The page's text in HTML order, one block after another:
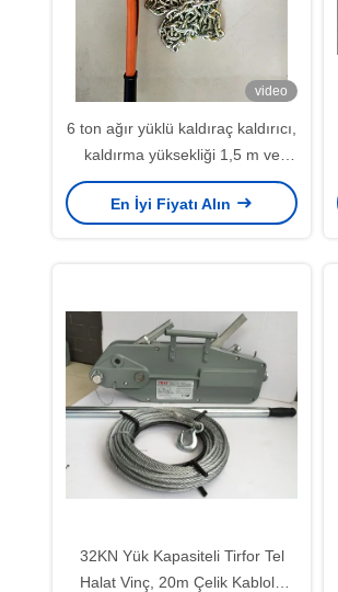
video
6 ton ağır yüklü kaldıraç kaldırıcı,
kaldırma yüksekliği 1,5 m ve
inşaat kaldırma için 10 mm zincir
En İyi Fiyatı Alın
32KN Yük Kapasiteli Tirfor Tel
Halat Vinç, 20m Çelik Kablolu